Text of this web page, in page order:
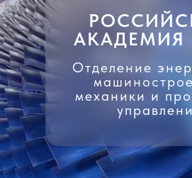
Отделение
механики и
АКАДЕМИЯ